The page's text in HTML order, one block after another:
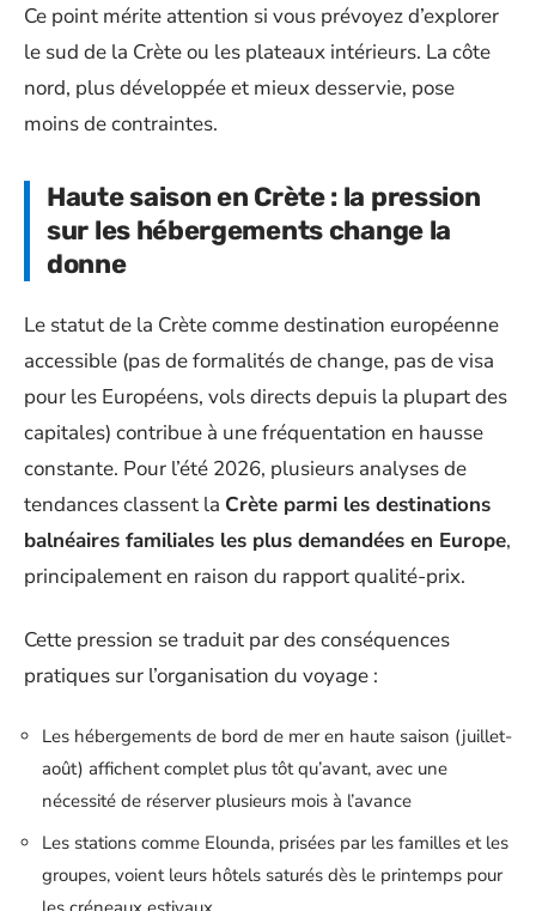
Ce point mérite attention si vous prévoyez d’explorer
le sud de la Crète ou les plateaux intérieurs. La côte
nord, plus développée et mieux desservie, pose
moins de contraintes.
Haute saison en Crète : la pression
sur les hébergements change la
donne
Le statut de la Crète comme destination européenne
accessible (pas de formalités de change, pas de visa
pour les Européens, vols directs depuis la plupart des
capitales) contribue à une fréquentation en hausse
constante. Pour l’été 2026, plusieurs analyses de
tendances classent la Crète parmi les destinations
balnéaires familiales les plus demandées en Europe,
principalement en raison du rapport qualité-prix.
Cette pression se traduit par des conséquences
pratiques sur l’organisation du voyage :
Les hébergements de bord de mer en haute saison (juillet-
août) affichent complet plus tôt qu’avant, avec une
nécessité de réserver plusieurs mois à l’avance
Les stations comme Elounda, prisées par les familles et les
groupes, voient leurs hôtels saturés dès le printemps pour